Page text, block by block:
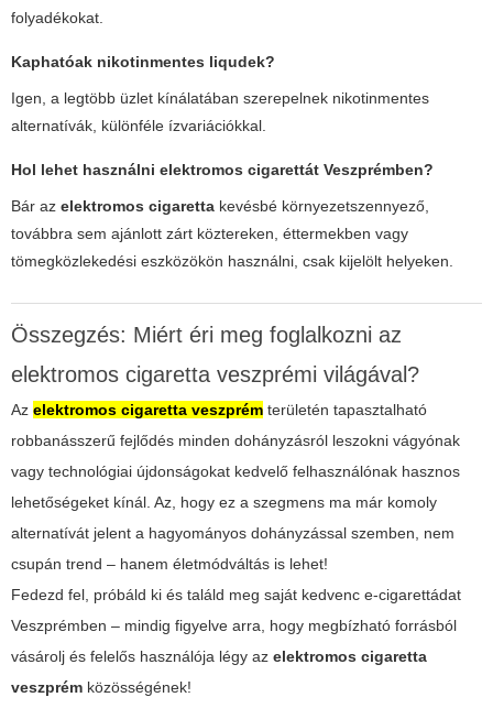
folyadékokat.
Kaphatóak nikotinmentes liqudek?
Igen, a legtöbb üzlet kínálatában szerepelnek nikotinmentes
alternatívák, különféle ízvariációkkal.
Hol lehet használni elektromos cigarettát Veszprémben?
Bár az elektromos cigaretta kevésbé környezetszennyező,
továbbra sem ajánlott zárt köztereken, éttermekben vagy
tömegközlekedési eszközökön használni, csak kijelölt helyeken.
Összegzés: Miért éri meg foglalkozni az
elektromos cigaretta veszprémi világával?
Az elektromos cigaretta veszprém területén tapasztalható
robbanásszerű fejlődés minden dohányzásról leszokni vágyónak
vagy technológiai újdonságokat kedvelő felhasználónak hasznos
lehetőségeket kínál. Az, hogy ez a szegmens ma már komoly
alternatívát jelent a hagyományos dohányzással szemben, nem
csupán trend – hanem életmódváltás is lehet!
Fedezd fel, próbáld ki és találd meg saját kedvenc e-cigarettádat
Veszprémben – mindig figyelve arra, hogy megbízható forrásból
vásárolj és felelős használója légy az elektromos cigaretta
veszprém közösségének!